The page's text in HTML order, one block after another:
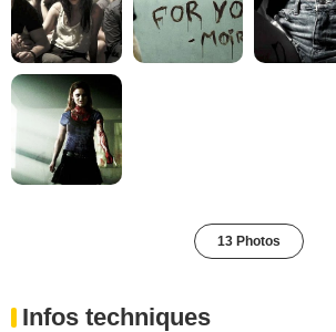
13 Photos
Infos techniques